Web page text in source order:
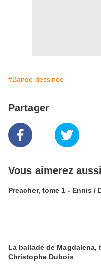
#Bande dessinée
Partager
Vous aimerez aussi
Preacher, tome 1 - Ennis /
La ballade de Magdalena,
Christophe Dubois